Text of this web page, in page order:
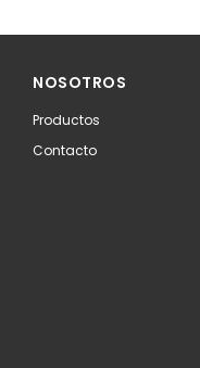
NOSOTROS
Productos
Contacto